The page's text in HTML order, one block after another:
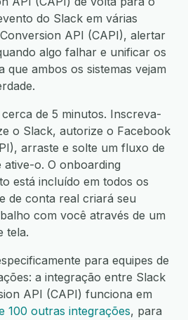
do Slack em várias
API (CAPI), alertar
algo falhar e unificar os
que ambos os sistemas vejam
de 5 minutos. Inscreva-
o Slack, autorize o Facebook
arraste e solte um fluxo de
o. O onboarding
está incluído em todos os
de conta real criará seu
com você através de um
tela.
para equipes de
a integração entre Slack
API (CAPI) funciona em
100 outras integrações, para